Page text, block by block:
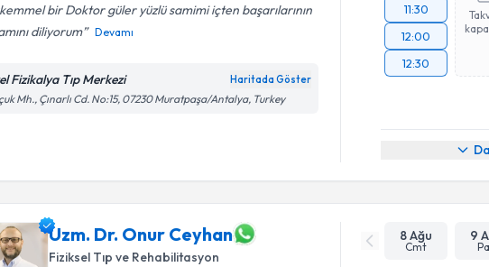
bir Doktor güler yüzlü samimi içten başarılarının
diliyorum
Devamı
Fizikalya Tıp Merkezi Haritada Göster
Mh., Çınarlı Cd. No:15, 07230 Muratpaşa/Antalya, Turkey
11:30
12:00
12:30
Uzm. Dr. Onur Ceyhan
Fiziksel Tıp ve Rehabilitasyon
8 Ağu
Cmt
9